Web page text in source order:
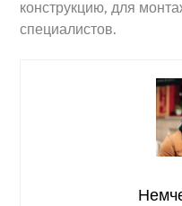
конструкцию, для
специалистов.